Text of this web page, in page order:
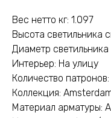
Вес нетто кг: 1.097
Высота светильника
Диаметр светильника
Интерьер: На улицу
Количество патронов:
Коллекция:
Материал арматуры: